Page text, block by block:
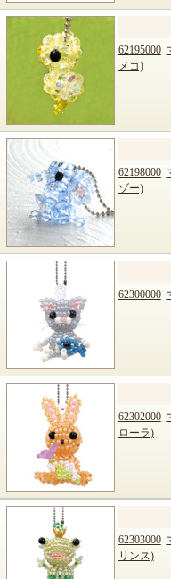
62195000
メコ)
62198000
ゾー)
62300000
62302000
ローラ)
62303000
リンス)